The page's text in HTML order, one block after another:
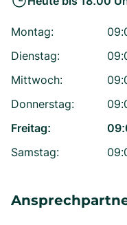
Montag:
Dienstag:
Mittwoch:
Donnerstag:
Freitag:
Samstag: